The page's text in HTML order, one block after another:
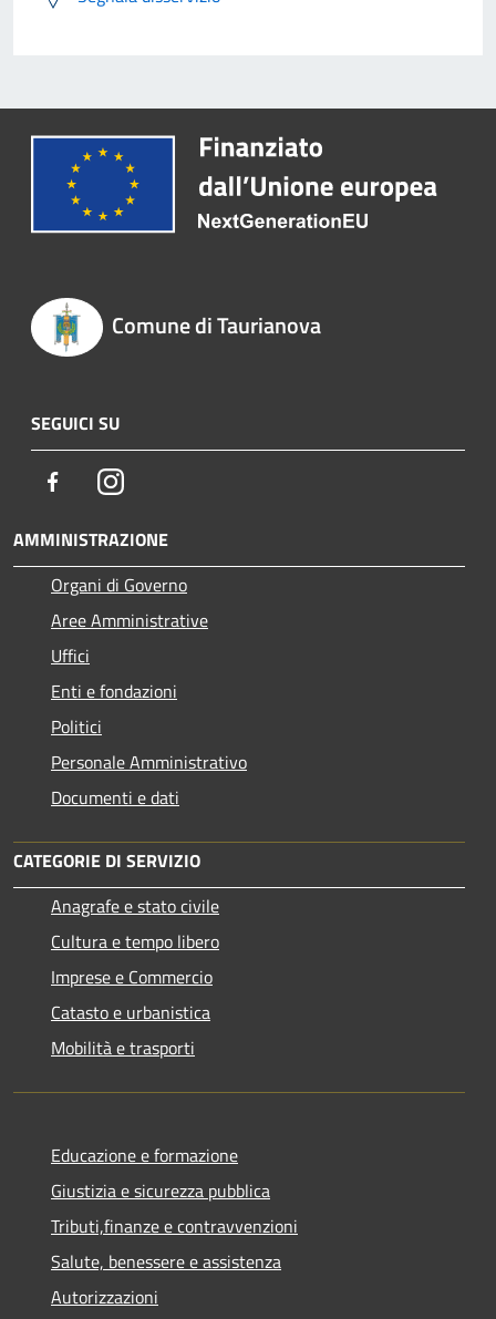
Comune di Taurianova
SEGUICI SU
FacebookInstagram
AMMINISTRAZIONE
Organi di Governo
Aree Amministrative
Uffici
Enti e fondazioni
Politici
Personale Amministrativo
Documenti e dati
CATEGORIE DI SERVIZIO
Anagrafe e stato civile
Cultura e tempo libero
Imprese e Commercio
Catasto e urbanistica
Mobilità e trasporti
Educazione e formazione
Giustizia e sicurezza pubblica
Tributi,finanze e contravvenzioni
Salute, benessere e assistenza
Autorizzazioni